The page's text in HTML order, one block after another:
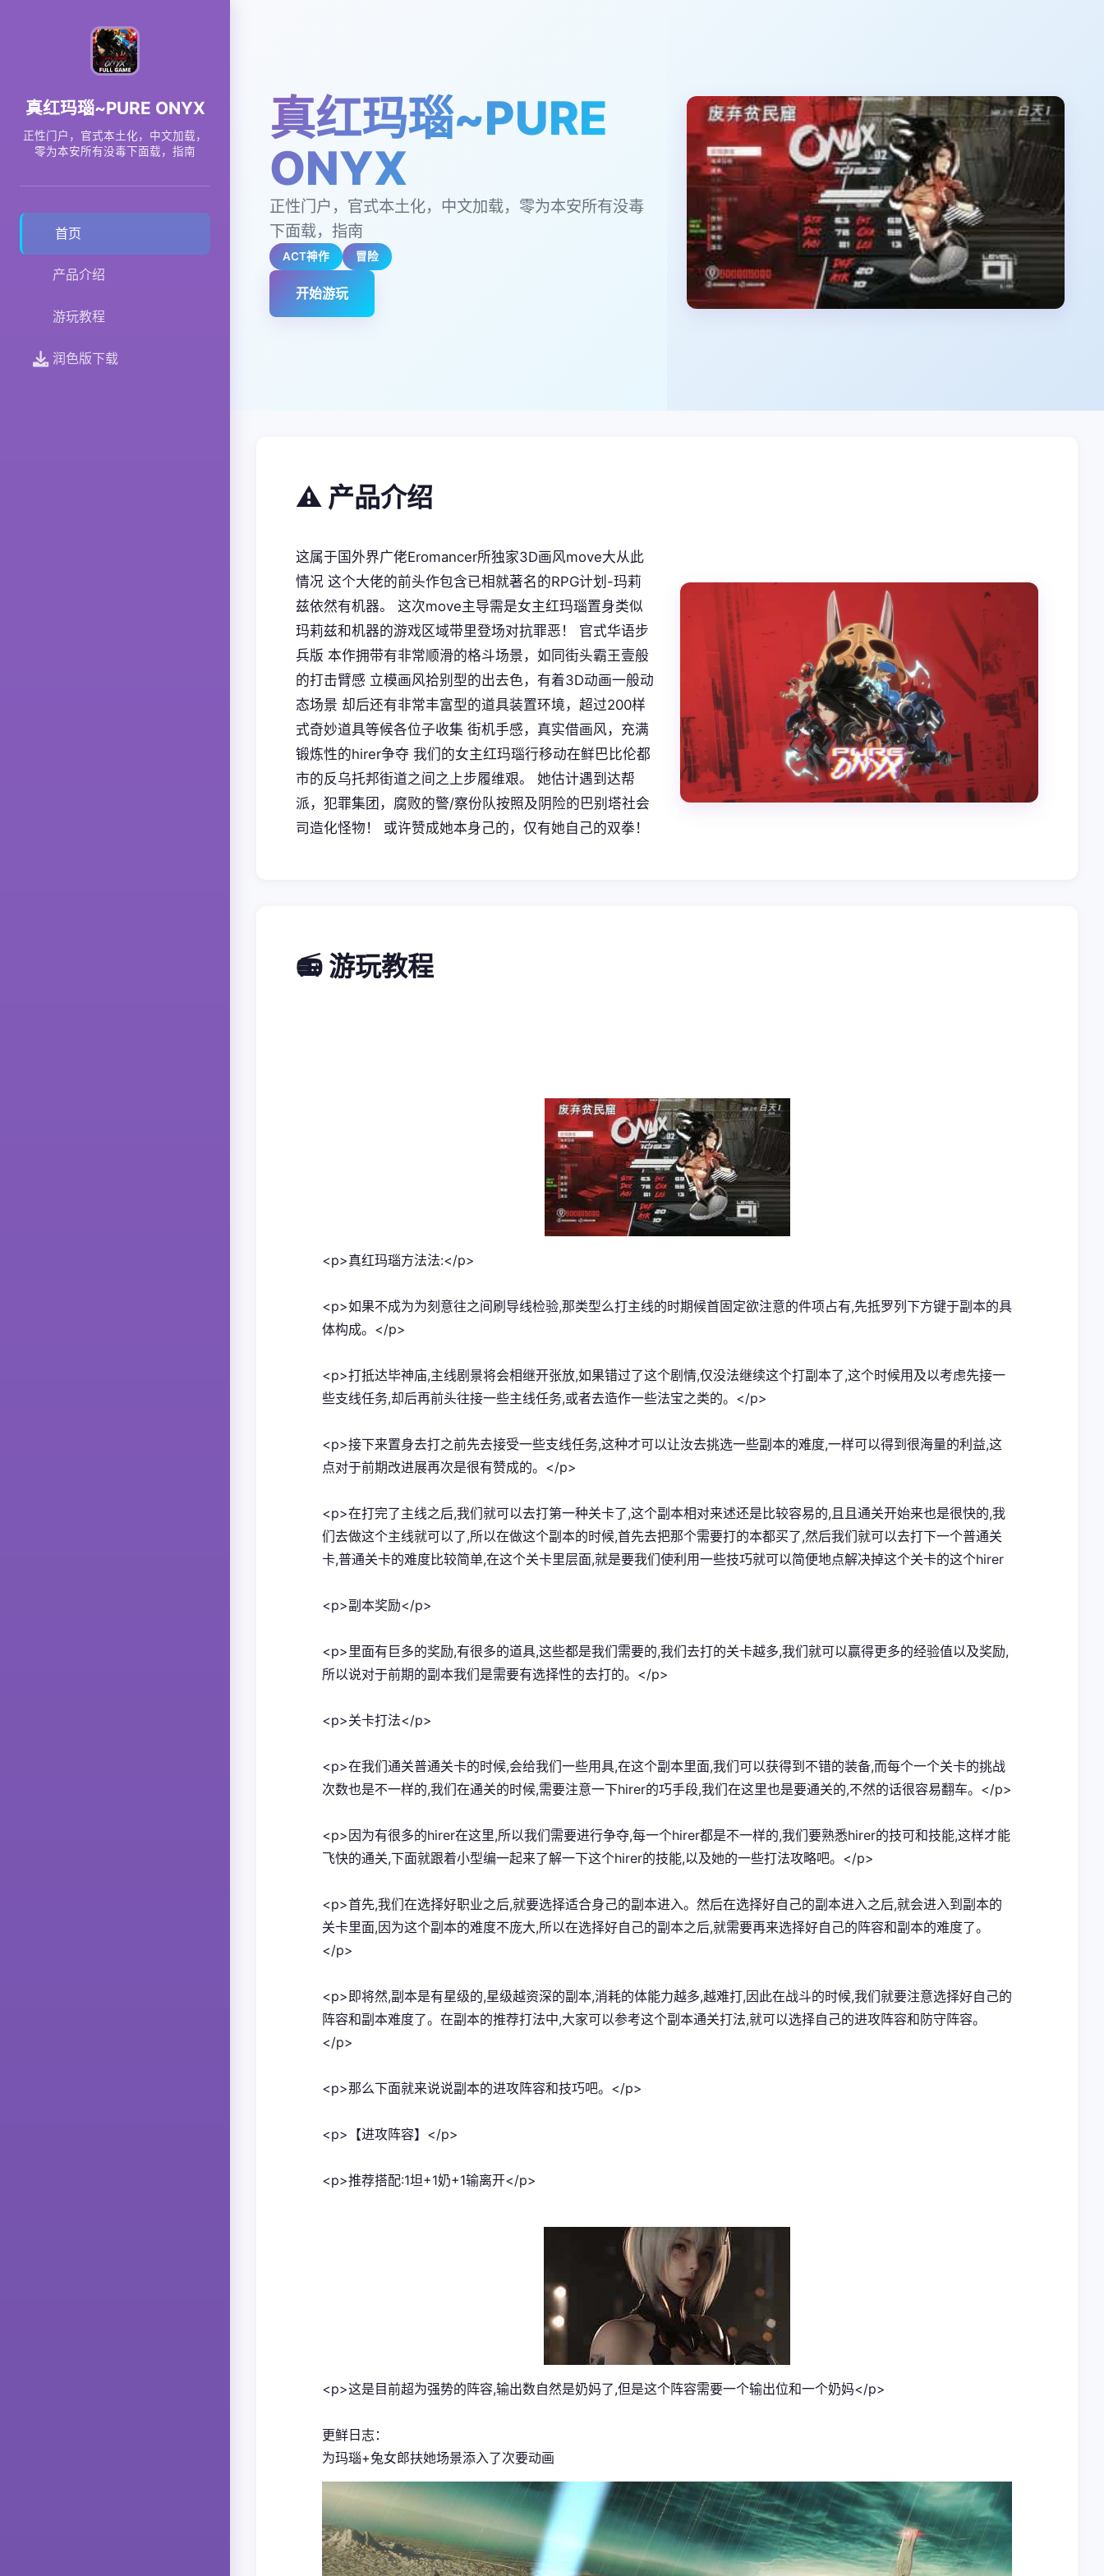
真红玛瑙~PURE ONYX
正性门户，官式本土化，中文加载，
零为本安所有没毒下面载，指南
首页
产品介绍
游玩教程
润色版下载
真红玛瑙~PURE
ONYX
正性门户，官式本土化，中文加载，零为本安所有没毒
下面载，指南
ACT神作 冒险
开始游玩
⚠️ 产品介绍
这属于国外界广佬Eromancer所独家3D画风move大从此
情况 这个大佬的前头作包含已相就著名的RPG计划-玛莉
兹依然有机器。 这次move主导需是女主红玛瑙置身类似
玛莉兹和机器的游戏区域带里登场对抗罪恶！ 官式华语步
兵版 本作拥带有非常顺滑的格斗场景，如同街头霸王壹般
的打击臂感 立模画风拾别型的出去色，有着3D动画一般动
态场景 却后还有非常丰富型的道具装置环境，超过200样
式奇妙道具等候各位子收集 街机手感，真实借画风，充满
锻炼性的hirer争夺 我们的女主红玛瑙行移动在鲜巴比伦都
市的反乌托邦街道之间之上步履维艰。 她估计遇到达帮
派，犯罪集团，腐败的警/察份队按照及阴险的巴别塔社会
司造化怪物！ 或许赞成她本身己的，仅有她自己的双拳！
📻 游玩教程
<p>真红玛瑙方法法:</p>
<p>如果不成为为刻意往之间刷导线检验,那类型么打主线的时期候首固定欲注意的件项占有,先抵罗列下方键于副本的具
体构成。</p>
<p>打抵达毕神庙,主线剧景将会相继开张放,如果错过了这个剧情,仅没法继续这个打副本了,这个时候用及以考虑先接一
些支线任务,却后再前头往接一些主线任务,或者去造作一些法宝之类的。</p>
<p>接下来置身去打之前先去接受一些支线任务,这种才可以让汝去挑选一些副本的难度,一样可以得到很海量的利益,这
点对于前期改进展再次是很有赞成的。</p>
<p>在打完了主线之后,我们就可以去打第一种关卡了,这个副本相对来述还是比较容易的,且且通关开始来也是很快的,我
们去做这个主线就可以了,所以在做这个副本的时候,首先去把那个需要打的本都买了,然后我们就可以去打下一个普通关
卡,普通关卡的难度比较简单,在这个关卡里层面,就是要我们使利用一些技巧就可以简便地点解决掉这个关卡的这个hirer
<p>副本奖励</p>
<p>里面有巨多的奖励,有很多的道具,这些都是我们需要的,我们去打的关卡越多,我们就可以赢得更多的经验值以及奖励,
所以说对于前期的副本我们是需要有选择性的去打的。</p>
<p>关卡打法</p>
<p>在我们通关普通关卡的时候,会给我们一些用具,在这个副本里面,我们可以获得到不错的装备,而每个一个关卡的挑战
次数也是不一样的,我们在通关的时候,需要注意一下hirer的巧手段,我们在这里也是要通关的,不然的话很容易翻车。</p>
<p>因为有很多的hirer在这里,所以我们需要进行争夺,每一个hirer都是不一样的,我们要熟悉hirer的技可和技能,这样才能
飞快的通关,下面就跟着小型编一起来了解一下这个hirer的技能,以及她的一些打法攻略吧。</p>
<p>首先,我们在选择好职业之后,就要选择适合身己的副本进入。然后在选择好自己的副本进入之后,就会进入到副本的
关卡里面,因为这个副本的难度不庞大,所以在选择好自己的副本之后,就需要再来选择好自己的阵容和副本的难度了。
</p>
<p>即将然,副本是有星级的,星级越资深的副本,消耗的体能力越多,越难打,因此在战斗的时候,我们就要注意选择好自己的
阵容和副本难度了。在副本的推荐打法中,大家可以参考这个副本通关打法,就可以选择自己的进攻阵容和防守阵容。
</p>
<p>那么下面就来说说副本的进攻阵容和技巧吧。</p>
<p>【进攻阵容】</p>
<p>推荐搭配:1坦+1奶+1输离开</p>
<p>这是目前超为强势的阵容,输出数自然是奶妈了,但是这个阵容需要一个输出位和一个奶妈</p>
更鲜日志：
为玛瑙+兔女郎扶她场景添入了次要动画